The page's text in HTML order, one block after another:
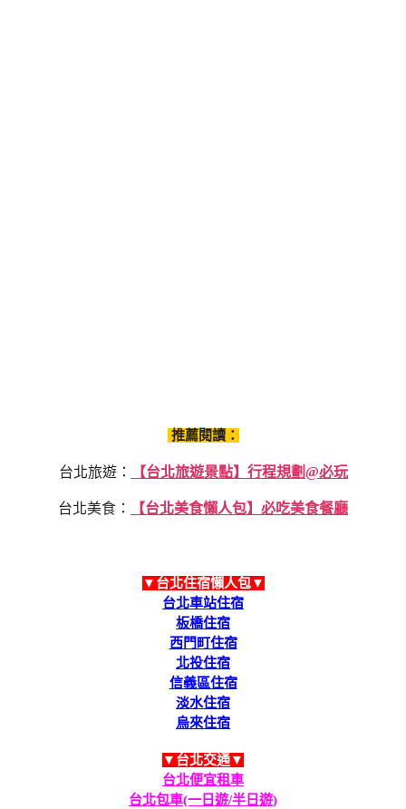
推薦閱讀：
台北旅遊： 【台北旅遊景點】行程規劃@必玩
台北美食： 【台北美食懶人包】必吃美食餐廳
▼台北住宿懶人包▼
台北車站住宿
板橋住宿
西門町住宿
北投住宿
信義區住宿
淡水住宿
烏來住宿
▼台北交通▼
台北便宜租車
台北包車(一日遊/半日遊)